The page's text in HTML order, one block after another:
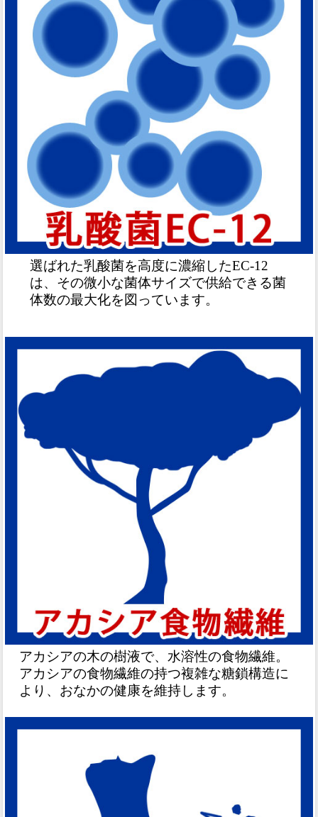
選ばれた乳酸菌を高度に濃縮したEC-12
は、その微小な菌体サイズで供給できる菌
体数の最大化を図っています。
アカシアの木の樹液で、水溶性の食物繊維。
アカシアの食物繊維の持つ複雑な糖鎖構造に
より、おなかの健康を維持します。